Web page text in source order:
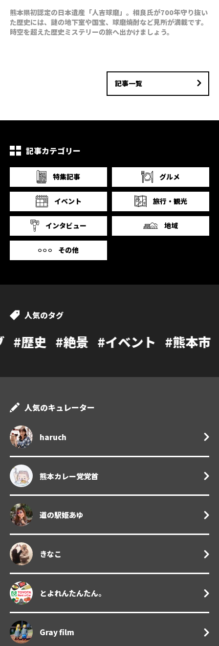
熊本県初認定の日本遺産「人吉球磨」。相良氏が700年守り抜い
た歴史には、謎の地下室や国宝、球磨焼酎など見所が満載です。
時空を超えた歴史ミステリーの旅へ出かけましょう。
記事一覧
記事カテゴリー
特集記事 グルメ
イベント 旅行・観光
インタビュー 地域
その他
人気のタグ
#絶景 #イベント #熊本市 #カフェ
人気のキュレーター
haruch
熊本カレー党党首
道の駅姫あゆ
きなこ
とよれんたんたん。
Gray film